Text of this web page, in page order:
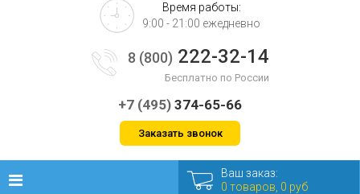
Время работы:
9:00 - 21:00 ежедневно
8 (800) 222-32-14
Бесплатно по России
+7 (495) 374-65-66
Заказать звонок
Ваш заказ:
0 товаров, 0 руб